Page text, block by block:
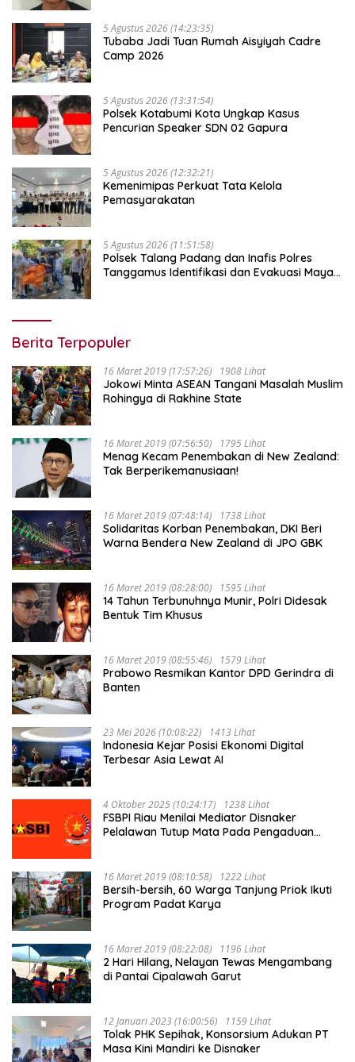
5 Agustus 2026 (14:23:35)
Tubaba Jadi Tuan Rumah Aisyiyah Cadre
Camp 2026
5 Agustus 2026 (13:31:54)
Polsek Kotabumi Kota Ungkap Kasus
Pencurian Speaker SDN 02 Gapura
5 Agustus 2026 (12:32:21)
Kemenimipas Perkuat Tata Kelola
Pemasyarakatan
5 Agustus 2026 (11:51:58)
Polsek Talang Padang dan Inafis Polres
Tanggamus Identifikasi dan Evakuasi Mayat
Berita Terpopuler
16 Maret 2019 (17:57:26) 1908 Lihat
Jokowi Minta ASEAN Tangani Masalah Muslim
Rohingya di Rakhine State
16 Maret 2019 (07:56:50) 1795 Lihat
Menag Kecam Penembakan di New Zealand:
Tak Berperikemanusiaan!
16 Maret 2019 (07:48:14) 1738 Lihat
Solidaritas Korban Penembakan, DKI Beri
Warna Bendera New Zealand di JPO GBK
16 Maret 2019 (08:28:00) 1595 Lihat
14 Tahun Terbunuhnya Munir, Polri Didesak
Bentuk Tim Khusus
16 Maret 2019 (08:55:46) 1579 Lihat
Prabowo Resmikan Kantor DPD Gerindra di
Banten
23 Mei 2026 (10:08:22) 1413 Lihat
Indonesia Kejar Posisi Ekonomi Digital
Terbesar Asia Lewat AI
4 Oktober 2025 (10:24:17) 1238 Lihat
FSBPI Riau Menilai Mediator Disnaker
Pelalawan Tutup Mata Pada Pengaduan
16 Maret 2019 (08:10:58) 1222 Lihat
Bersih-bersih, 60 Warga Tanjung Priok Ikuti
Program Padat Karya
16 Maret 2019 (08:22:08) 1196 Lihat
2 Hari Hilang, Nelayan Tewas Mengambang
di Pantai Cipalawah Garut
12 Januari 2023 (16:00:56) 1159 Lihat
Tolak PHK Sepihak, Konsorsium Adukan PT
Masa Kini Mandiri ke Disnaker